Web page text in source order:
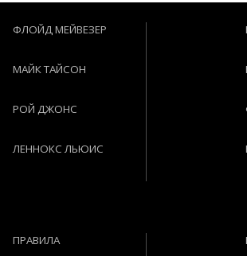
ФЛОЙД МЕЙВЕЗЕР
МАЙК ТАЙСОН
РОЙ ДЖОНС
ЛЕННОКС ЛЬЮИС
ПРАВИЛА